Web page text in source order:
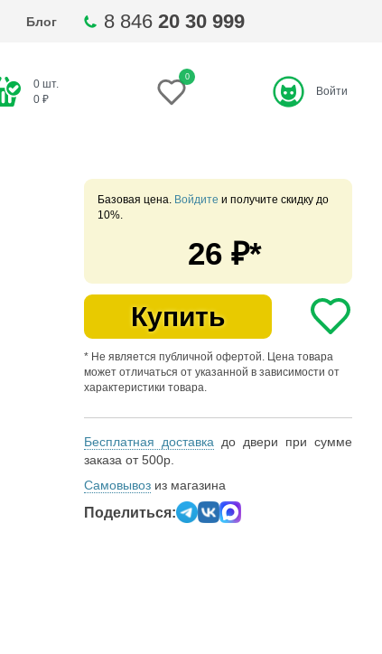
Блог 8 846 20 30 999
0 шт.
0 ₽
0
Войти
Базовая цена. Войдите и получите скидку до
10%.
26 ₽*
Купить
* Не является публичной офертой. Цена товара
может отличаться от указанной в зависимости от
характеристики товара.
Бесплатная доставка до двери при сумме
заказа от 500р.
Самовывоз из магазина
Поделиться: